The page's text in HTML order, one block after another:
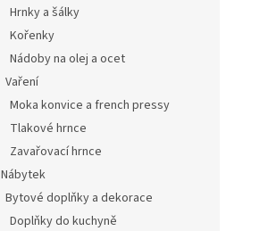
Hrnky a šálky
Kořenky
Nádoby na olej a ocet
Vaření
Moka konvice a french pressy
Tlakové hrnce
Zavařovací hrnce
Nábytek
Bytové doplňky a dekorace
Doplňky do kuchyně